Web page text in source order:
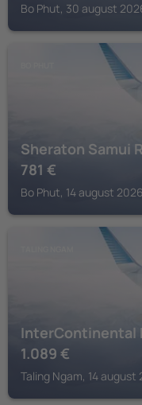
Bo Phut, 30 august
Sheraton Samui
781 €
Bo Phut, 14 august
InterContinental
1.089 €
Taling Ngam, 14